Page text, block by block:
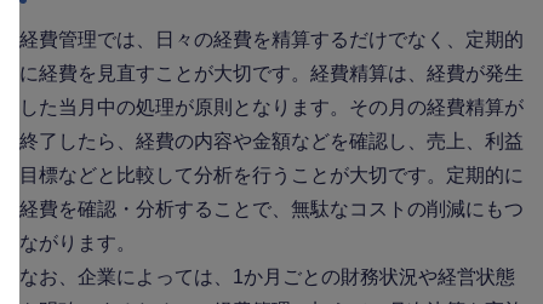
経費管理では、日々の経費を精算するだけでなく、定期的
に経費を見直すことが大切です。経費精算は、経費が発生
した当月中の処理が原則となります。その月の経費精算が
終了したら、経費の内容や金額などを確認し、売上、利益
目標などと比較して分析を行うことが大切です。定期的に
経費を確認・分析することで、無駄なコストの削減にもつ
ながります。
なお、企業によっては、1か月ごとの財務状況や経営状態